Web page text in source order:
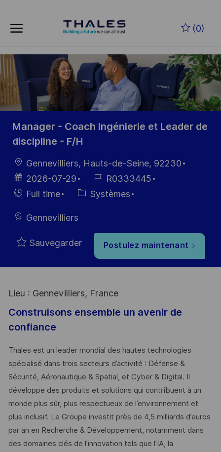
(0)
-
Manager - Coach Ingénierie et Leader de
discipline - F/H
localisation
Gennevilliers, Hauts-de-Seine, 92230
Date
d’affichage
2026-07-29
Référence
du poste
R0333445
HiringFull time Catégorie
Systèmes
Gennevilliers
Sauvegarder Postulez maintenant
Lieu : Gennevilliers, France
Construisons ensemble un avenir de
confiance
Thales est un leader mondial des hautes technologies
spécialisé dans trois secteurs d’activité : Défense &
Sécurité, Aéronautique & Spatial, et Cyber & Digital. Il
développe des produits et solutions qui contribuent à un
monde plus sûr, plus respectueux de l’environnement et
plus inclusif. Le Groupe investit près de 4,5 milliards d’euros
par an en Recherche & Développement, notamment dans
des domaines clés de l’innovation tels que l’IA, la